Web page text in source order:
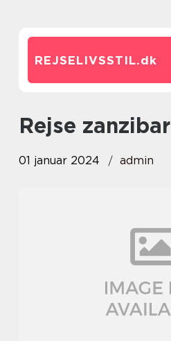
REJSELIVSSTIL.dk
rejse zanzibar
01 januar 2024 admin